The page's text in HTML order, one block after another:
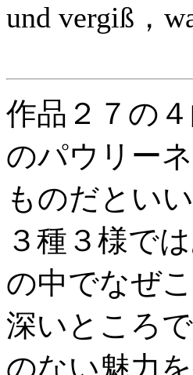
und vergiß，
作品２７の
のパウリー
ものだとい
３種３様で
の中でなぜ
深いところ
のない魅力